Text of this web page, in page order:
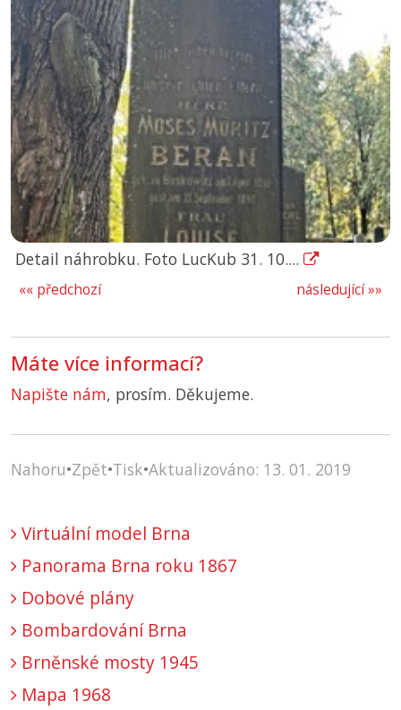
Detail náhrobku. Foto LucKub 31. 10....
následující »»
«« předchozí
Máte více informací?
Napište nám, prosím. Děkujeme.
Nahoru•Zpět•Tisk•Aktualizováno: 13. 01. 2019
Virtuální model Brna
Panorama Brna roku 1867
Dobové plány
Bombardování Brna
Brněnské mosty 1945
Mapa 1968